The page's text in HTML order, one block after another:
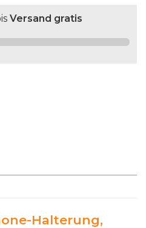
Versand gratis
Halterung,